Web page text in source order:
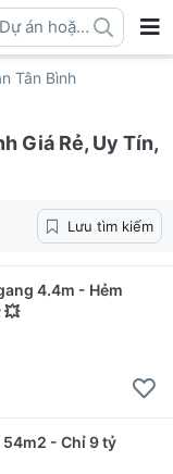
án hoặc
Tân Bình
Giá Rẻ, Uy Tín,
Lưu tìm kiếm
4.4m - Hẻm
💥
54m2 - Chỉ 9 tỷ